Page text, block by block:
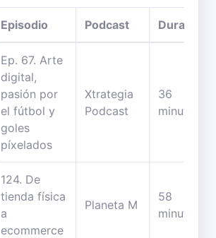
Episodio Podcast Duración
Ep. 67. Arte
digital,
pasión por
el fútbol y
goles
píxelados
Xtrategia
Podcast
36
minutos
124. De
tienda física
a
ecommerce
Planeta M
58
minutos